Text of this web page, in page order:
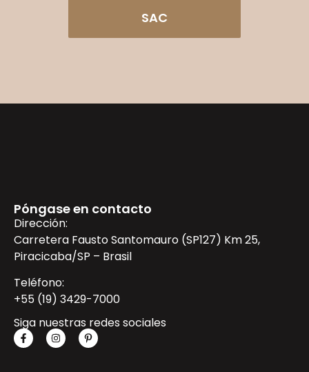
SAC
Póngase en contacto
Dirección:
Carretera Fausto Santomauro (SP127) Km 25,
Piracicaba/SP – Brasil
Teléfono:
+55 (19) 3429-7000
Siga nuestras redes sociales